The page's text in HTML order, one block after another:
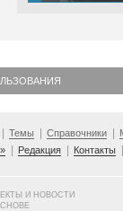
Темы Справочники
Редакция Контакты
И НОВОСТИ